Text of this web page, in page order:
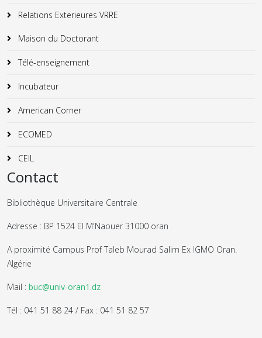
Relations Exterieures VRRE
Maison du Doctorant
Télé-enseignement
Incubateur
American Corner
ECOMED
CEIL
Contact
Bibliothèque Universitaire Centrale
Adresse : BP 1524 El M'Naouer 31000 oran
A proximité Campus Prof Taleb Mourad Salim Ex IGMO Oran.
Algérie
Mail : buc@univ-oran1.dz
Tél : 041 51 88 24 / Fax : 041 51 82 57